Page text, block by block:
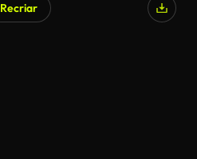
Recriar